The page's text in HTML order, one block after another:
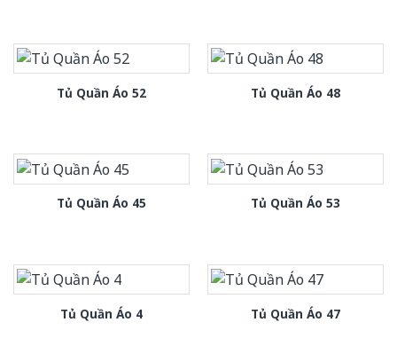
Tủ Quần Áo 52 Tủ Quần Áo 48
Tủ Quần Áo 45 Tủ Quần Áo 53
Tủ Quần Áo 4 Tủ Quần Áo 47